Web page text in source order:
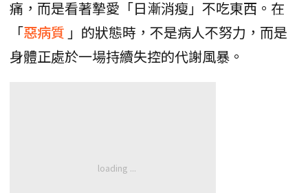
痛，而是看著摯愛「日漸消瘦」不吃東西。在
「惡病質 」的狀態時，不是病人不努力，而是
身體正處於一場持續失控的代謝風暴。